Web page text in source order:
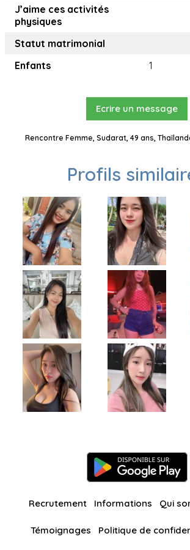
J’aime ces activités
physiques
Statut matrimonial
Enfants
1
Ecrire un message
Rencontre Femme, Sudarat, 49 ans,
Profils
Recrutement Informations Qui
Témoignages Politique de